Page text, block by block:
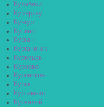
Кулебаки
Кумертау
Кунгур
Купино
Курган
Курганинск
Курильск
Курлово
Куровское
Курск
Куртамыш
Курчалой